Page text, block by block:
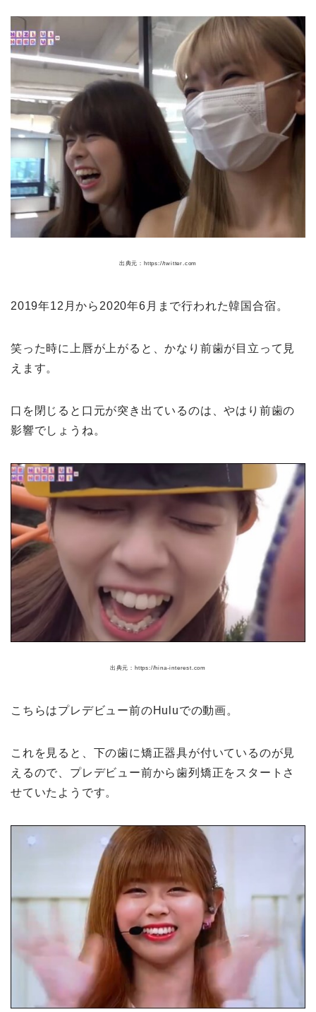
出典元：https://twitter.com
2019年12月から2020年6月まで行われた韓国合宿。
笑った時に上唇が上がると、かなり前歯が目立って見
えます。
口を閉じると口元が突き出ているのは、やはり前歯の
影響でしょうね。
出典元：https://hina-interest.com
こちらはプレデビュー前のHuluでの動画。
これを見ると、下の歯に矯正器具が付いているのが見
えるので、プレデビュー前から歯列矯正をスタートさ
せていたようです。